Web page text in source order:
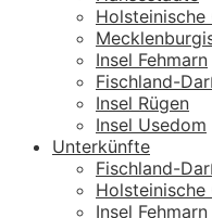
Holsteinische
Insel Fehmarn
Fischland-
Insel Rügen
Insel Usedom
Unterkünfte
Fischland-
Holsteinische
Insel Fehmarn